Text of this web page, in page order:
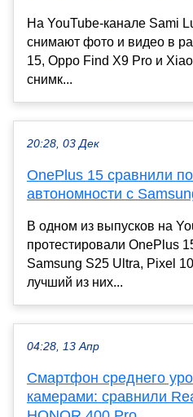
На YouTube-канале Sami
снимают фото и видео в
15, Oppo Find X9 Pro и
снимк...
20:28, 03 Дек
OnePlus 15 сравнили
автономности с
В одном из выпусков на
протестировали OnePlus
Samsung S25 Ultra, Pixel
лучший из них...
04:28, 13 Апр
Смартфон среднего
камерами: сравнили